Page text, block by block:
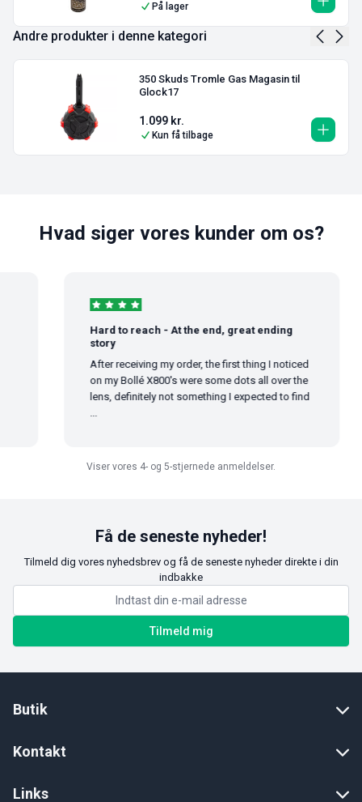
På lager
Andre produkter i denne kategori
350 Skuds Tromle Gas Magasin til
Glock17
1.099 kr.
Kun få tilbage
Hvad siger vores kunder om os?
Hard to reach - At the end, great ending
story
After receiving my order, the first thing I noticed
on my Bollé X800's were some dots all over the
lens, definitely not something I expected to find
Viser vores 4- og 5-stjernede anmeldelser.
Få de seneste nyheder!
Tilmeld dig vores nyhedsbrev og få de seneste nyheder direkte i din
indbakke
Tilmeld mig
Butik
Kontakt
Links